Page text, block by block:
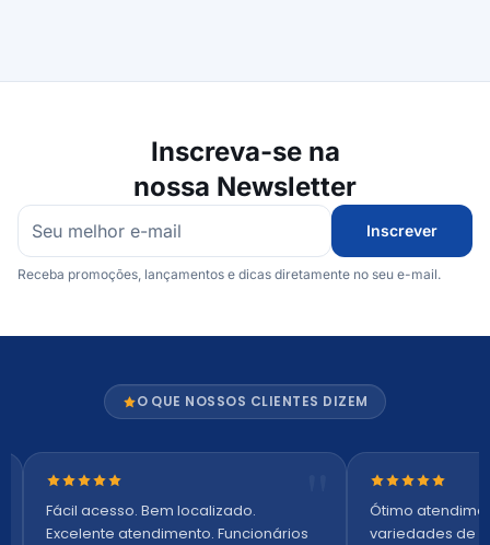
Inscreva-se na
nossa Newsletter
Inscrever
Receba promoções, lançamentos e dicas diretamente no seu e-mail.
O QUE NOSSOS CLIENTES DIZEM
Nota 5 de 5 estrelas
Fácil acesso. Bem localizado.
Excelente atendimento. Funcionários
Nota 5 de 5
Ótimo
variedades de